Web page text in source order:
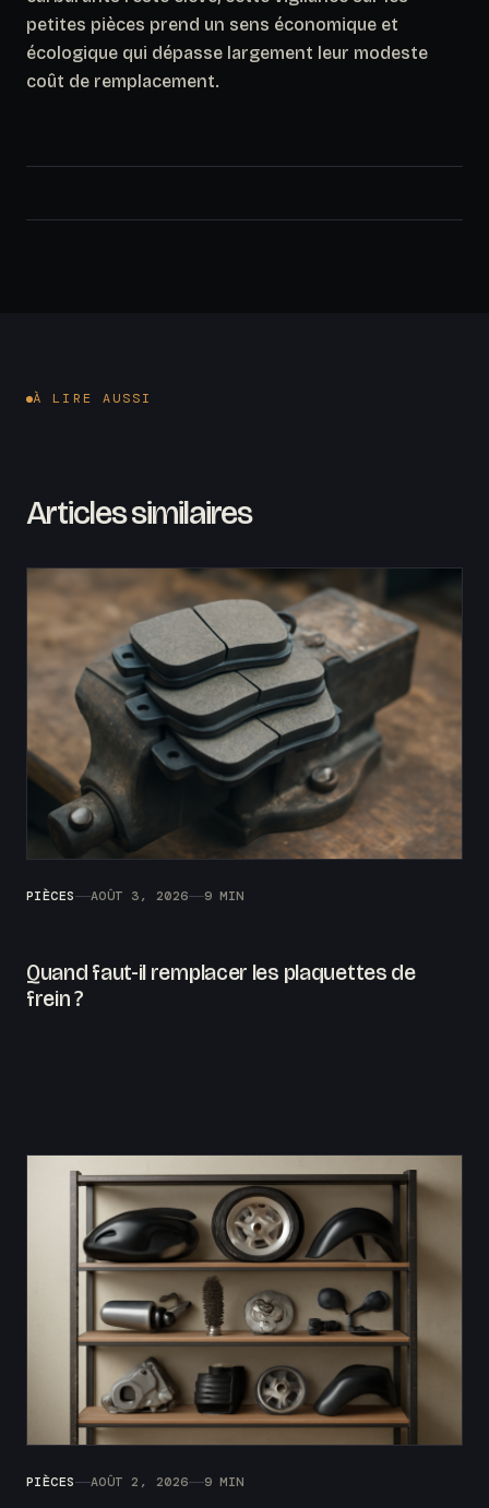
petites pièces prend un sens économique et
écologique qui dépasse largement leur modeste
coût de remplacement.
À LIRE AUSSI
Articles similaires
PIÈCES AOÛT 3, 2026 9 MIN
Quand faut-il remplacer les plaquettes de
frein ?
PIÈCES AOÛT 2, 2026 9 MIN